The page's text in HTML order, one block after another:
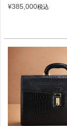
¥385,000税込